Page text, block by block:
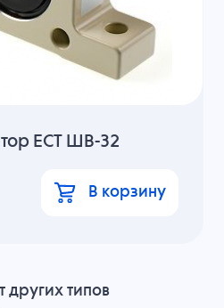
ECT ШВ-32
В корзину
других типов